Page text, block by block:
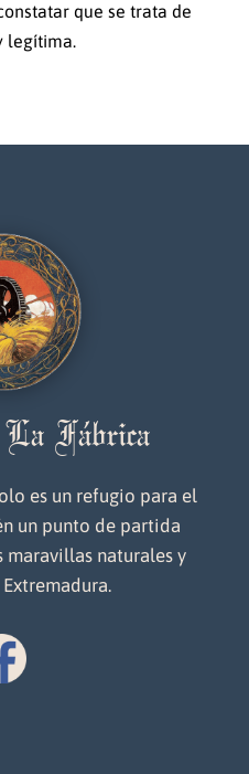
que se trata de
legítima.
Fábrica
es un refugio para el
un punto de partida
naturales y